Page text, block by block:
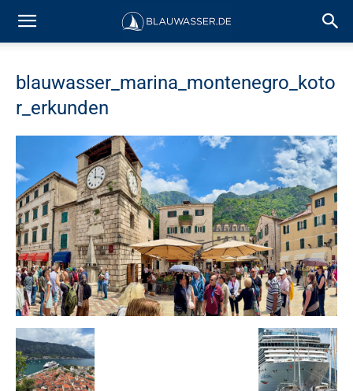
blauwasser_marina_montenegro_koto
r_erkunden